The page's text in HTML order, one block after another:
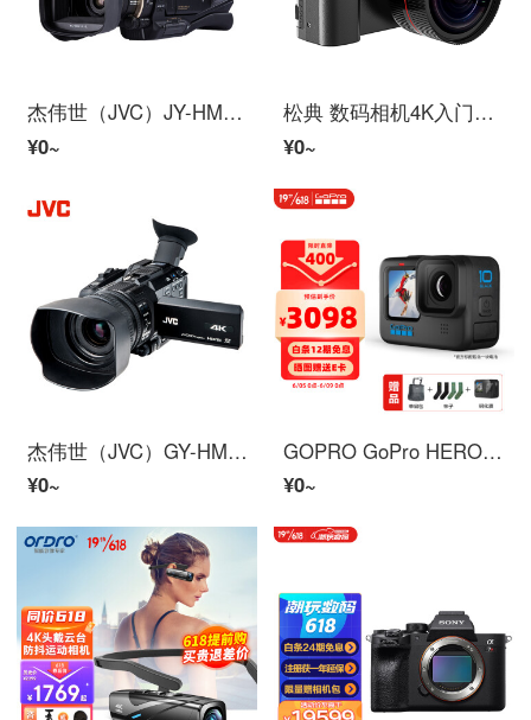
杰伟世（JVC）JY-HM95AC 专业肩扛式高清数码摄像机/摄影机 婚庆/会议【搭配双电池双卡实用配件-套装】
¥0~
松典 数码相机4K入门级ccd照相机 vlog微单卡片机翻转屏 DC101A 标配 32G 内存
¥0~
杰伟世（JVC）GY-HM170EC 手持式4K全高清摄像机/摄影机 专业会议/采访 解决方案 12倍光学变焦
¥0~
GOPRO GoPro HERO10 Black 运动相机 Vlog防抖防水照相机摩托户外骑行摄像机 基础套餐 HERO 10 Black
¥0~